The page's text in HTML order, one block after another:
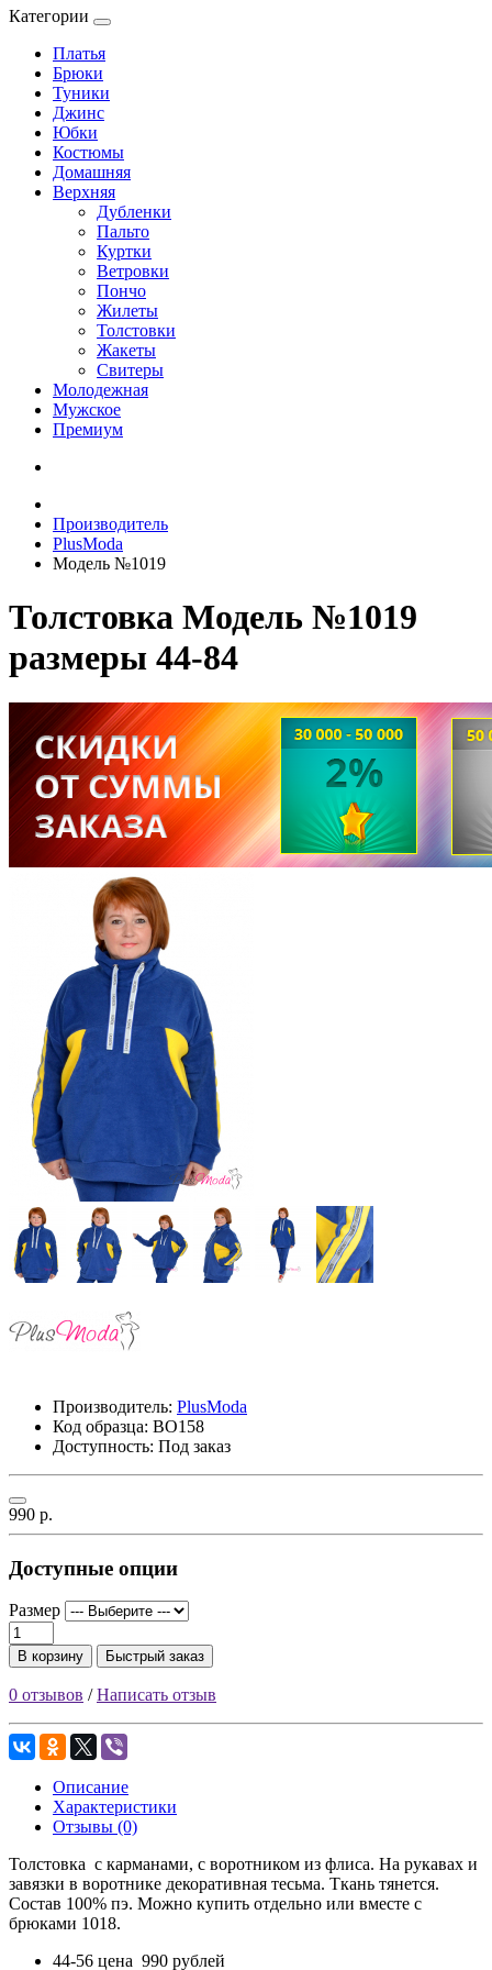
Категории
Платья
Брюки
Туники
Джинс
Юбки
Костюмы
Домашняя
Верхняя
Дубленки
Пальто
Куртки
Ветровки
Пончо
Жилеты
Толстовки
Жакеты
Свитеры
Молодежная
Мужское
Премиум
Производитель
PlusModa
Модель №1019
Толстовка Модель №1019
размеры 44-84
Производитель: PlusModa
Код образца: ВО158
Доступность: Под заказ
990 р.
Доступные опции
Размер
В корзину Быстрый заказ
0 отзывов /Написать отзыв
Описание
Характеристики
Отзывы (0)
Толстовка с карманами, с воротником из флиса. На рукавах и
завязки в воротнике декоративная тесьма. Ткань тянется.
Состав 100% пэ. Можно купить отдельно или вместе с
брюками 1018.
44-56 цена 990 рублей